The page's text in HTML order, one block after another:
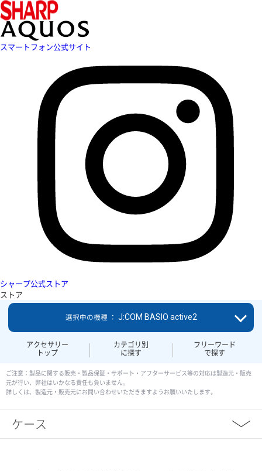
スマートフォン公式サイト
シャープ公式ストア
ストア
アクセサリー
トップ
カテゴリ別
に探す
フリーワード
で探す
選択中の機種 ： J:COM BASIO active2
ご注意：製品に関する販売・製品保証・サポート・アフターサービス等の対応は製造元・販売
元が行い、弊社はいかなる責任も負いません。
詳しくは、製造元・販売元にお問い合わせいただきますようお願いいたします。
ケース